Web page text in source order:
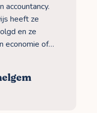
accountancy.
heeft ze
en ze
economie of…